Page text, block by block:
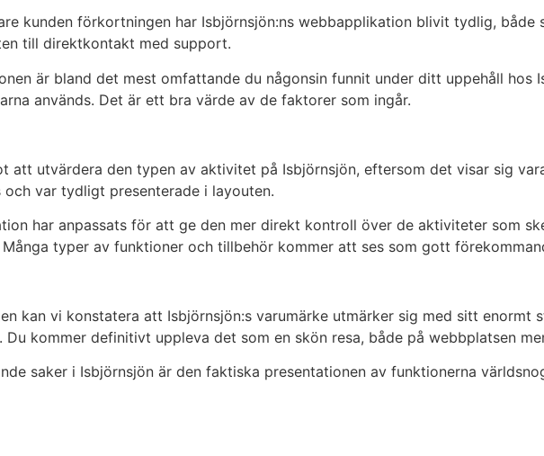
kunden förkortningen har Isbjörnsjön:ns webbapplikation blivit tydlig, både
till direktkontakt med support.
är bland det mest omfattande du någonsin funnit under ditt uppehåll hos
används. Det är ett bra värde av de faktorer som ingår.
att utvärdera den typen av aktivitet på Isbjörnsjön, eftersom det visar sig
och var tydligt presenterade i layouten.
har anpassats för att ge den mer direkt kontroll över de aktiviteter som
typer av funktioner och tillbehör kommer att ses som gott
kan vi konstatera att Isbjörnsjön:s varumärke utmärker sig med sitt enormt
kommer definitivt uppleva det som en skön resa, både på webbplatsen
saker i Isbjörnsjön är den faktiska presentationen av funktionerna